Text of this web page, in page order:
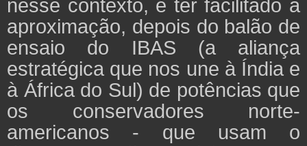
nesse contexto, é ter facilitado a
aproximação, depois do balão de
ensaio do IBAS (a aliança
estratégica que nos une à Índia e
à África do Sul) de potências que
os conservadores norte-
americanos - que usam o